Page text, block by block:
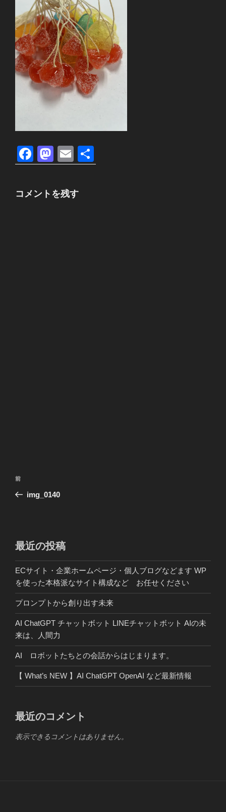
F
a
c
e
M
a
st
o
E
m
ail
有
コメントを残す
投
ー
シ
ョ
ン
前
の
前
img_0140
最近の投稿
ECサイト・企業ホームページ・個人ブログなどます WP
を使った本格派なサイト構成など お任せください
プロンプトから創り出す未来
AI ChatGPT チャットボット LINEチャットボット AIの未
来は、人間力
AI ロボットたちとの会話からはじまります。
【 What’s NEW 】AI ChatGPT OpenAI など最新情報
最近のコメント
表示できるコメントはありません。